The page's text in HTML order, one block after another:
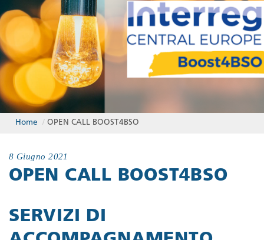
Home / OPEN CALL BOOST4BSO
8 Giugno 2021
OPEN CALL BOOST4BSO
SERVIZI DI